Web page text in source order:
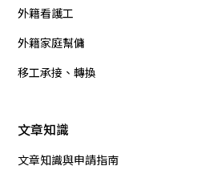
外籍看護工
外籍家庭幫傭
移工承接、轉換
文章知識
文章知識與申請指南